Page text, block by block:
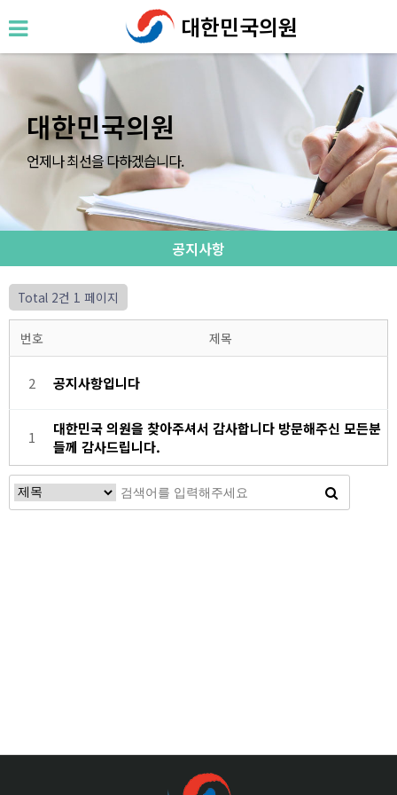
대한민국의원
대한민국의원
언제나 최선을 다하겠습니다.
공지사항
Total 2건 1 페이지
번호 제목
2 공지사항입니다
1
대한민국 의원을 찾아주셔서 감사합니다 방문해주신 모든분
들께 감사드립니다.